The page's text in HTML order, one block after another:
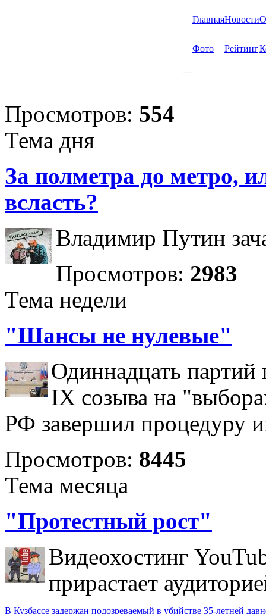
ГлавнаяНовости
Фото Рейтинг
Просмотров: 554
Тема дня
За полметра до метро,
всласть?
Владимир Путин
Просмотров: 2983
Тема недели
"Шансы не нулевые"
Одиннадцать партий
IX созыва на
РФ завершил процедуру
Просмотров: 8445
Тема месяца
"Протестный рост"
Видеохостинг
прирастает
В Кузбассе задержан подозреваемый в убийстве 35-летней